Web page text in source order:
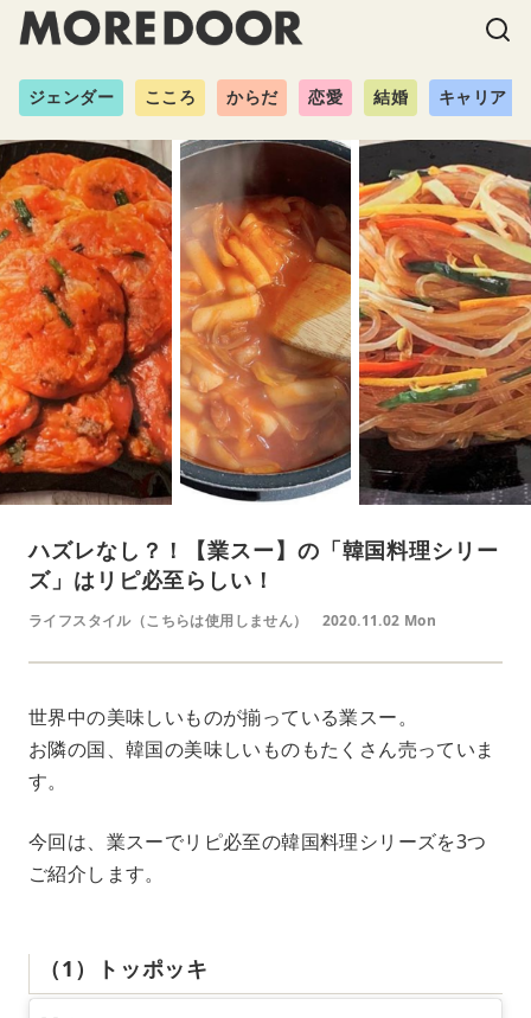
ジェンダー こころ からだ 恋愛 結婚 キャリア
ハズレなし？！【業スー】の「韓国料理シリー
ズ」はリピ必至らしい！
ライフスタイル（こちらは使用しません） 2020.11.02 Mon
世界中の美味しいものが揃っている業スー。
お隣の国、韓国の美味しいものもたくさん売っていま
す。
今回は、業スーでリピ必至の韓国料理シリーズを3つ
ご紹介します。
（1）トッポッキ